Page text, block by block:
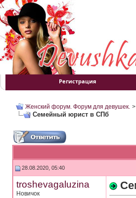
Регистрация
Женский форум. Форум для девушек. >
Семейный юрист в СПб
28.08.2020, 05:40
troshevagaluzina
Новичок